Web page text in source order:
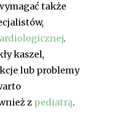
także
.
kaszel,
lub problemy
z pediatrą.